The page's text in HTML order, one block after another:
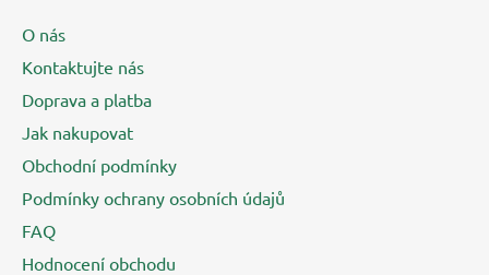
O nás
Kontaktujte nás
Doprava a platba
Jak nakupovat
Obchodní podmínky
Podmínky ochrany osobních údajů
FAQ
Hodnocení obchodu